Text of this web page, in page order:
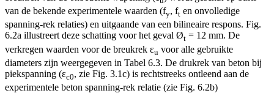
van de bekende experimentele waarden (fy, ft en onvolledige
spanning-rek relaties) en uitgaande van een bilineaire respons. Fig.
6.2a illustreert deze schatting voor het geval Øt = 12 mm. De
verkregen waarden voor de breukrek εu voor alle gebruikte
diameters zijn weergegeven in Tabel 6.3. De drukrek van beton bij
piekspanning (ɛc0, zie Fig. 3.1c) is rechtstreeks ontleend aan de
experimentele beton spanning-rek relatie (zie Fig. 6.2b)